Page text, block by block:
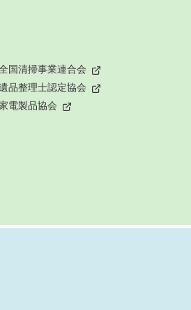
国清掃事業連合会
品整理士認定協会
電製品協会